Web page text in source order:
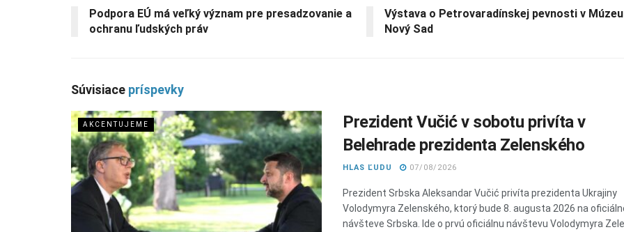
Podpora EÚ má veľký význam pre presadzovanie a
ochranu ľudských práv
Výstava o Petrovaradínskej pevnosti v
Nový Sad
Súvisiace príspevky
AKCENTUJEME
Prezident Vučić v sobotu privíta v
Belehrade prezidenta Zelenského
HLAS ĽUDU 07/08/2026
Prezident Srbska Aleksandar Vučić privíta prezidenta Ukrajiny
Volodymyra Zelenského, ktorý bude 8. augusta 2026 na
návšteve Srbska. Ide o prvú oficiálnu návštevu Volodymyra